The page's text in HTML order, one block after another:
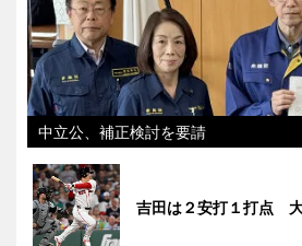
中立公、補正検討を要請
吉田は２安打１打点